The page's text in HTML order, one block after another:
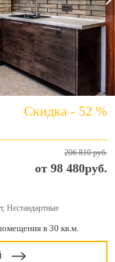
Скидка - 52 %
206 810 руб.
от 98 480руб.
Нестандартные
в 30 кв.м.